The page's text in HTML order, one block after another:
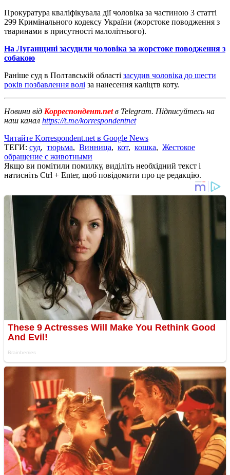
Прокуратура кваліфікувала дії чоловіка за частиною 3 статті
299 Кримінального кодексу України (жорстоке поводження з
тваринами в присутності малолітнього).
На Луганщині засудили чоловіка за жорстоке поводження з
собакою
Раніше суд в Полтавській області засудив чоловіка до шести
років позбавлення волі за нанесення каліцтв коту.
Новини від Корреспондент.netв Telegram. Підписуйтесь на
наш канал https://t.me/korrespondentnet
Читайте Korrespondent.net в Google News
ТЕГИ: суд, тюрьма, Винница, кот, кошка, Жестокое
обращение с животными
Якщо ви помітили помилку, виділіть необхідний текст і
натисніть Ctrl + Enter, щоб повідомити про це редакцію.